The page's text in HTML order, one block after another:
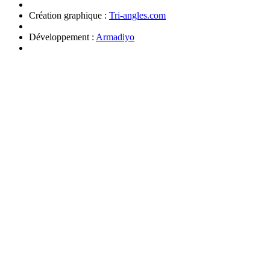
Création graphique : Tri-angles.com
Développement : Armadiyo